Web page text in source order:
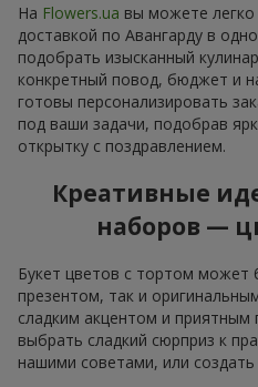
На Flowers.ua вы можете
доставкой по Авангарду в
подобрать изысканный
конкретный повод, бюджет и
готовы персонализировать
под ваши задачи, подобрав
открытку с поздравлением.
Креативные
наборов —
Букет цветов с тортом может
презентом, так и
сладким акцентом и
выбрать сладкий сюрприз к
нашими советами, или